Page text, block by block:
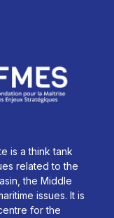
is a think tank
related to the
the Middle
issues. It is
for the